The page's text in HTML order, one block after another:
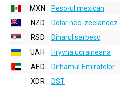
MXN
Peso-ul mexican
NZD
Dolar neo-zeelandez
RSD
Dinarul sarbesc
UAH
Hryvna ucraineana
AED
Dirhamul Emiratelor
XDR
DST